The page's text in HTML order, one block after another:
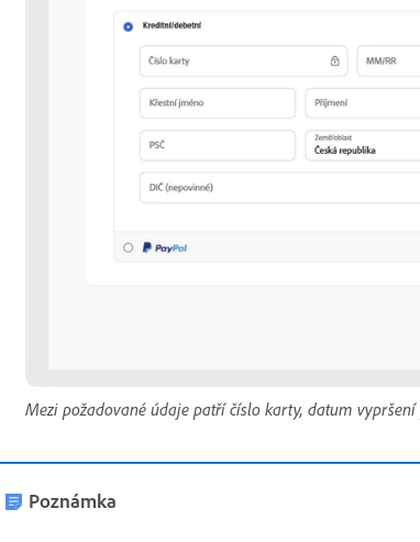
Mezi požadované údaje patří číslo karty, datum
Poznámka